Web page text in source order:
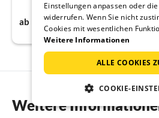
ab 77€ pro Nacht
Weitere
Einstellungen anpassen oder
widerrufen. Wenn Sie nicht
Cookies mit wesentlichen
Weitere Informationen
ALLE COOKIES
COOKIE-